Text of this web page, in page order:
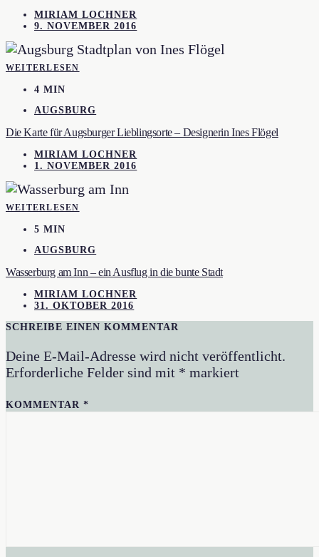
MIRIAM LOCHNER
9. NOVEMBER 2016
WEITERLESEN
4 MIN
AUGSBURG
Die Karte für Augsburger Lieblingsorte – Designerin Ines Flögel
MIRIAM LOCHNER
1. NOVEMBER 2016
WEITERLESEN
5 MIN
AUGSBURG
Wasserburg am Inn – ein Ausflug in die bunte Stadt
MIRIAM LOCHNER
31. OKTOBER 2016
SCHREIBE EINEN KOMMENTAR
Deine E-Mail-Adresse wird nicht veröffentlicht.
Erforderliche Felder sind mit * markiert
KOMMENTAR*